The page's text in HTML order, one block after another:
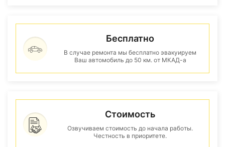
Бесплатно
В случае ремонта мы бесплатно эвакуируем
Ваш автомобиль до 50 км. от МКАД-а
Стоимость
Озвучиваем стоимость до начала работы.
Честность в приоритете.